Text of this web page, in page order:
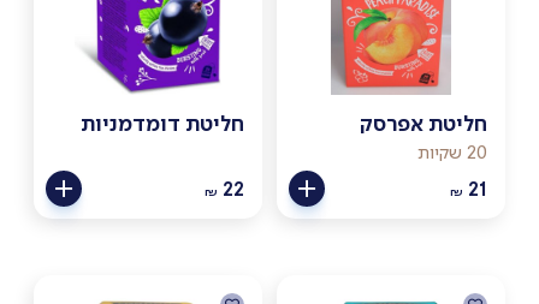
חליטת אפרסק
20 שקיות
₪ 21
חליטת דומדמניות
₪ 22